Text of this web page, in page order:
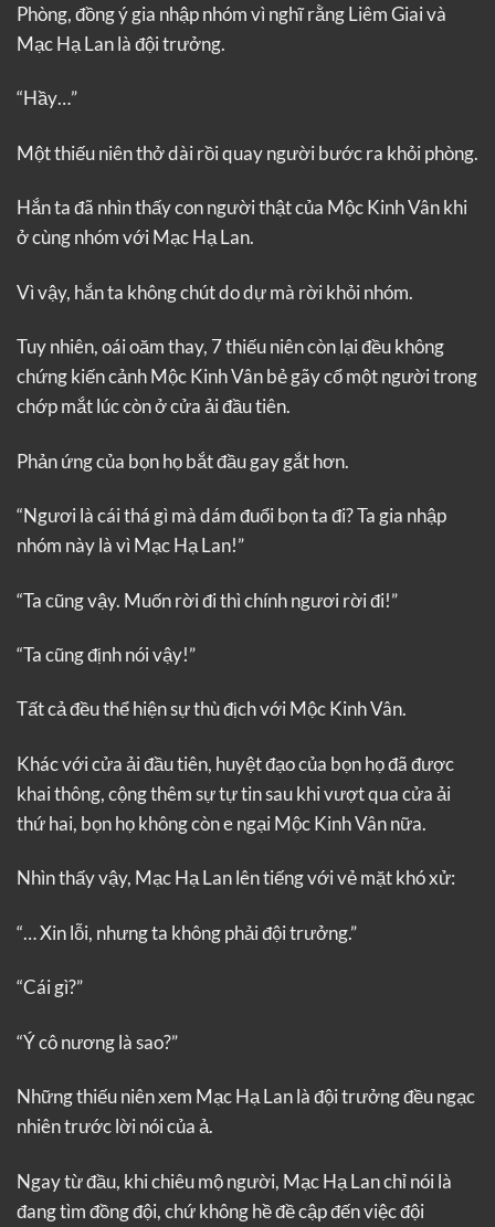
Phòng, đồng ý gia nhập nhóm vì nghĩ rằng Liêm Giai và
Mạc Hạ Lan là đội trưởng.
“Hầy…”
Một thiếu niên thở dài rồi quay người bước ra khỏi phòng.
Hắn ta đã nhìn thấy con người thật của Mộc Kinh Vân khi
ở cùng nhóm với Mạc Hạ Lan.
Vì vậy, hắn ta không chút do dự mà rời khỏi nhóm.
Tuy nhiên, oái oăm thay, 7 thiếu niên còn lại đều không
chứng kiến ​​cảnh Mộc Kinh Vân bẻ gãy cổ một người trong
chớp mắt lúc còn ở cửa ải đầu tiên.
Phản ứng của bọn họ bắt đầu gay gắt hơn.
“Ngươi là cái thá gì mà dám đuổi bọn ta đi? Ta gia nhập
nhóm này là vì Mạc Hạ Lan!”
“Ta cũng vậy. Muốn rời đi thì chính ngươi rời đi!”
“Ta cũng định nói vậy!”
Tất cả đều thể hiện sự thù địch với Mộc Kinh Vân.
Khác với cửa ải đầu tiên, huyệt đạo của bọn họ đã được
khai thông, cộng thêm sự tự tin sau khi vượt qua cửa ải
thứ hai, bọn họ không còn e ngại Mộc Kinh Vân nữa.
Nhìn thấy vậy, Mạc Hạ Lan lên tiếng với vẻ mặt khó xử:
“… Xin lỗi, nhưng ta không phải đội trưởng.”
“Cái gì?”
“Ý cô nương là sao?”
Những thiếu niên xem Mạc Hạ Lan là đội trưởng đều ngạc
nhiên trước lời nói của ả.
Ngay từ đầu, khi chiêu mộ người, Mạc Hạ Lan chỉ nói là
đang tìm đồng đội, chứ không hề đề cập đến việc đội